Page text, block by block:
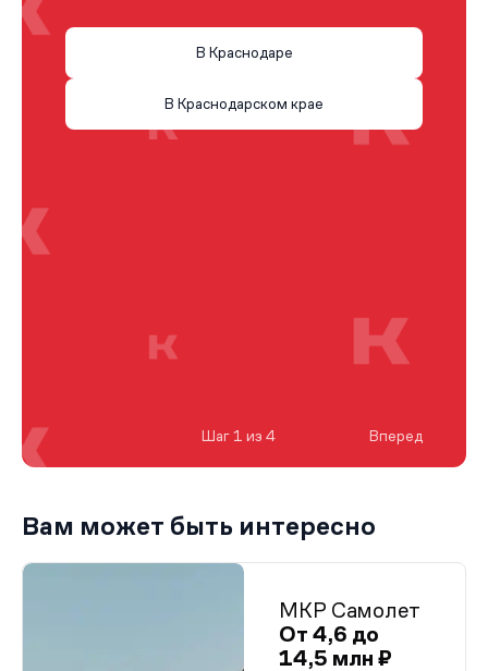
В Краснодаре
В Краснодарском крае
Шаг 1 из 4 Вперед
Вам может быть интересно
МКР Самолет
От 4,6 до
14,5 млн ₽